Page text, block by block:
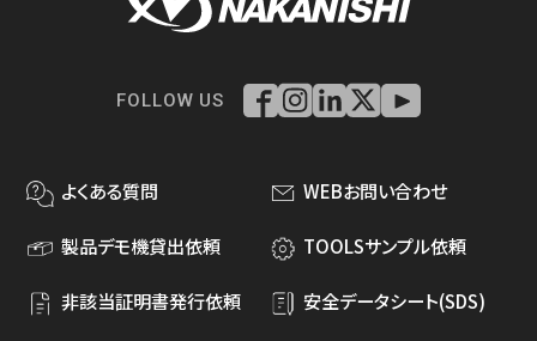
FOLLOW US
よくある質問 WEBお問い合わせ
製品デモ機貸出依頼 TOOLSサンプル依頼
非該当証明書発行依頼 安全データシート(SDS)